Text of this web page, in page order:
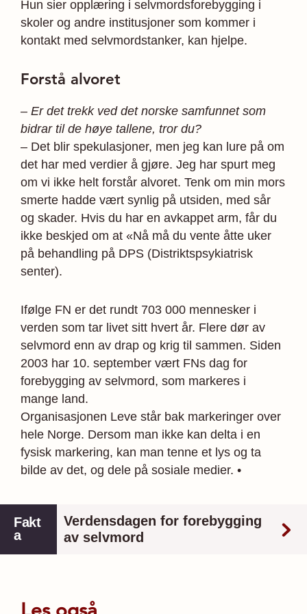
Hun sier opplæring i selvmordsforebygging i
skoler og andre institusjoner som kommer i
kontakt med selvmordstanker, kan hjelpe.
Forstå alvoret
– Er det trekk ved det norske samfunnet som
bidrar til de høye tallene, tror du?
– Det blir spekulasjoner, men jeg kan lure på om
det har med verdier å gjøre. Jeg har spurt meg
om vi ikke helt forstår alvoret. Tenk om min mors
smerte hadde vært synlig på utsiden, med sår
og skader. Hvis du har en avkappet arm, får du
ikke beskjed om at «Nå må du vente åtte uker
på behandling på DPS (Distriktspsykiatrisk
senter).
Ifølge FN er det rundt 703 000 mennesker i
verden som tar livet sitt hvert år. Flere dør av
selvmord enn av drap og krig til sammen. Siden
2003 har 10. september vært FNs dag for
forebygging av selvmord, som markeres i
mange land.
Organisasjonen Leve står bak markeringer over
hele Norge. Dersom man ikke kan delta i en
fysisk markering, kan man tenne et lys og ta
bilde av det, og dele på sosiale medier. •
Fakt
a
Verdensdagen for forebygging
av selvmord